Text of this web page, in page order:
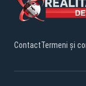
ContactTermeni și